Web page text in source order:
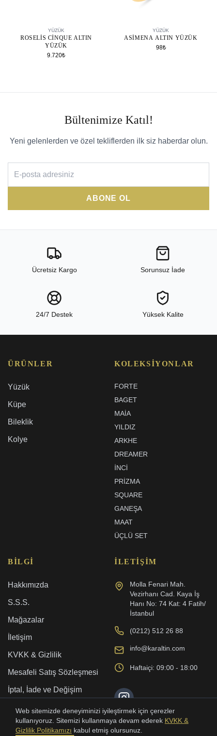
YÜZÜK
ROSELIS CINQUE ALTIN
YÜZÜK
9.720₺
YÜZÜK
ASIMENA ALTIN YÜZÜK
98₺
Bültenimize Katıl!
Yeni gelenlerden ve özel tekliflerden ilk siz haberdar olun.
ABONE OL
Ücretsiz Kargo Sorunsuz İade
24/7 Destek Yüksek Kalite
ÜRÜNLER
Yüzük
Küpe
Bileklik
Kolye
KOLEKSIYONLAR
FORTE
BAGET
MAIA
YILDIZ
ARKHE
DREAMER
İNCI
PRIZMA
SQUARE
GANEŞA
MAAT
ÜÇLÜ SET
BILGI
Hakkımızda
S.S.S.
Mağazalar
İletişim
KVKK & Gizlilik
Mesafeli Satış Sözleşmesi
İptal, İade ve Değişim
Kargo ve Teslimat
İLETIŞIM
Molla Fenari Mah.
Vezirhanı Cad. Kaya İş
Hanı No: 74 Kat: 4 Fatih/
İstanbul
(0212) 512 26 88
info@karaltin.com
Haftaiçi: 09:00 - 18:00
Web sitemizde deneyiminizi iyileştirmek için çerezler
kullanıyoruz. Sitemizi kullanmaya devam ederek KVKK &
Gizlilik Politikamızı kabul etmiş olursunuz.